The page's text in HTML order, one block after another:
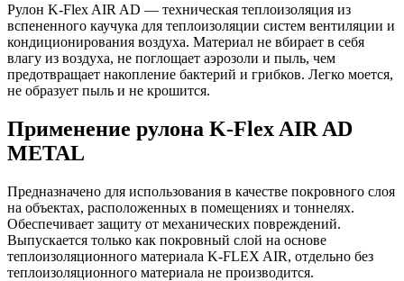
Рулон K-Flex AIR AD — техническая теплоизоляция из
вспененного каучука для теплоизоляции систем вентиляции и
кондиционирования воздуха. Материал не вбирает в себя
влагу из воздуха, не поглощает аэрозоли и пыль, чем
предотвращает накопление бактерий и грибков. Легко моется,
не образует пыль и не крошится.
Применение рулона K-Flex AIR AD
METAL
Предназначено для использования в качестве покровного слоя
на объектах, расположенных в помещениях и тоннелях.
Обеспечивает защиту от механических повреждений.
Выпускается только как покровный слой на основе
теплоизоляционного материала K-FLEX AIR, отдельно без
теплоизоляционного материала не производится.